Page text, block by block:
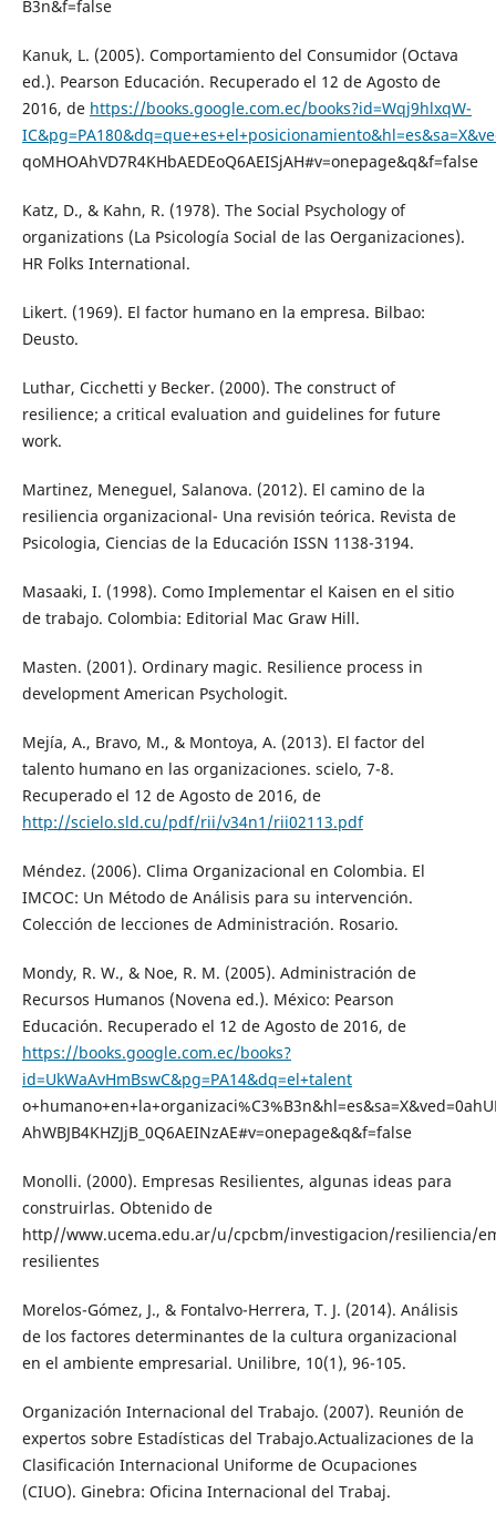
B3n&f=false
Kanuk, L. (2005). Comportamiento del Consumidor (Octava
ed.). Pearson Educación. Recuperado el 12 de Agosto de
2016, de https://books.google.com.ec/books?id=Wqj9hlxqW-
qoMHOAhVD7R4KHbAEDEoQ6AEISjAH#v=onepage&q&f=false
Katz, D., & Kahn, R. (1978). The Social Psychology of
organizations (La Psicología Social de las Oerganizaciones).
HR Folks International.
Likert. (1969). El factor humano en la empresa. Bilbao:
Deusto.
Luthar, Cicchetti y Becker. (2000). The construct of
resilience; a critical evaluation and guidelines for future
work.
Martinez, Meneguel, Salanova. (2012). El camino de la
resiliencia organizacional- Una revisión teórica. Revista de
Psicologia, Ciencias de la Educación ISSN 1138-3194.
Masaaki, I. (1998). Como Implementar el Kaisen en el sitio
de trabajo. Colombia: Editorial Mac Graw Hill.
Masten. (2001). Ordinary magic. Resilience process in
development American Psychologit.
Mejía, A., Bravo, M., & Montoya, A. (2013). El factor del
talento humano en las organizaciones. scielo, 7-8.
Recuperado el 12 de Agosto de 2016, de
http://scielo.sld.cu/pdf/rii/v34n1/rii02113.pdf
Méndez. (2006). Clima Organizacional en Colombia. El
IMCOC: Un Método de Análisis para su intervención.
Colección de lecciones de Administración. Rosario.
Mondy, R. W., & Noe, R. M. (2005). Administración de
Recursos Humanos (Novena ed.). México: Pearson
Educación. Recuperado el 12 de Agosto de 2016, de
https://books.google.com.ec/books?
id=UkWaAvHmBswC&pg=PA14&dq=el+talent
AhWBJB4KHZJjB_0Q6AEINzAE#v=onepage&q&f=false
Monolli. (2000). Empresas Resilientes, algunas ideas para
construirlas. Obtenido de
http//www.ucema.edu.ar/u/cpcbm/investigacion/resiliencia/
resilientes
Morelos-Gómez, J., & Fontalvo-Herrera, T. J. (2014). Análisis
de los factores determinantes de la cultura organizacional
en el ambiente empresarial. Unilibre, 10(1), 96-105.
Organización Internacional del Trabajo. (2007). Reunión de
expertos sobre Estadísticas del Trabajo.Actualizaciones de la
Clasificación Internacional Uniforme de Ocupaciones
(CIUO). Ginebra: Oficina Internacional del Trabaj.